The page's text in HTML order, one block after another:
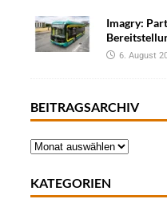
Imagry:
6. August
BEITRAGSARCHIV
KATEGORIEN